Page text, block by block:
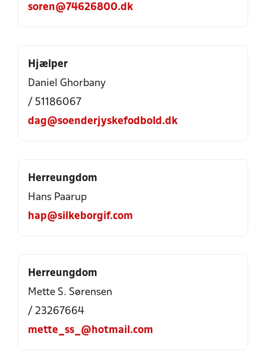
soren@74626800.dk
Hjælper
Daniel Ghorbany
/ 51186067
dag@soenderjyskefodbold.dk
Herreungdom
Hans Paarup
hap@silkeborgif.com
Herreungdom
Mette S. Sørensen
/ 23267664
mette_ss_@hotmail.com